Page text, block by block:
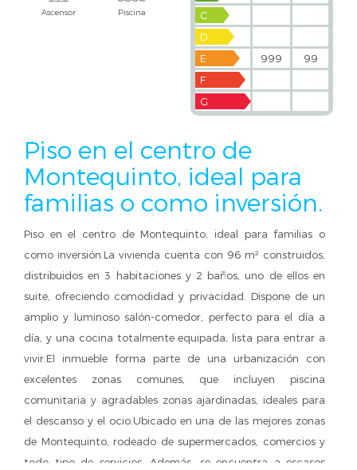
Ascensor Piscina
C
D
E
999
99
F
G
Piso en el centro de
Montequinto, ideal para
familias o como inversión.
Piso en el centro de Montequinto, ideal para familias o
como inversión.La vivienda cuenta con 96 m² construidos,
distribuidos en 3 habitaciones y 2 baños, uno de ellos en
suite, ofreciendo comodidad y privacidad. Dispone de un
amplio y luminoso salón-comedor, perfecto para el día a
día, y una cocina totalmente equipada, lista para entrar a
vivir.El inmueble forma parte de una urbanización con
excelentes zonas comunes, que incluyen piscina
comunitaria y agradables zonas ajardinadas, ideales para
el descanso y el ocio.Ubicado en una de las mejores zonas
de Montequinto, rodeado de supermercados, comercios y
todo tipo de servicios. Además, se encuentra a escasos